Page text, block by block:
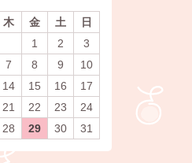
木 金 土
日
1
2
3
7 8 9
10
14 15 16
17
21 22 23
24
28 29 30 31